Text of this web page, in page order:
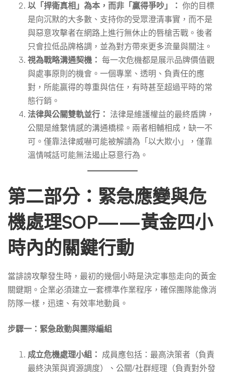
以「捍衛真相」為本，而非「贏得爭吵」： 你的目標
是向沉默的大多數、支持你的受眾澄清事實，而不是
與惡意攻擊者在網路上進行無休止的唇槍舌戰。後者
只會拉低品牌格調，並為對方帶來更多流量與關注。
視為戰略溝通契機： 每一次危機都是展示品牌價值觀
與處事原則的機會。一個專業、透明、負責任的應
對，所能贏得的尊重與信任，有時甚至超過平時的常
態行銷。
法律與公關雙軌並行： 法律是維護權益的最終盾牌，
公關是維繫情感的溝通橋樑。兩者相輔相成，缺一不
可。僅靠法律威嚇可能被解讀為「以大欺小」，僅靠
溫情喊話可能無法遏止惡意行為。
第二部分：緊急應變與危
機處理SOP——黃金四小
時內的關鍵行動
當誹謗攻擊發生時，最初的幾個小時是決定事態走向的黃金
關鍵期。企業必須建立一套標準作業程序，確保團隊能像消
防隊一樣，迅速、有效率地動員。
步驟一：緊急啟動與團隊編組
成立危機處理小組： 成員應包括：最高決策者（負責
最終決策與資源調度）、公關/社群經理（負責對外發